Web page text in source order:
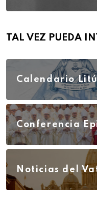
TAL VEZ PUEDA
Calendario
Conferencia
Noticias del